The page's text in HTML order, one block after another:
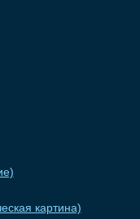
картина)